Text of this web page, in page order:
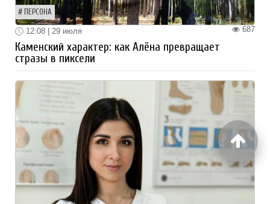
ПЕРСОНА
687
12:08 | 29 июля
Каменский характер: как Алёна превращает
стразы в пиксели